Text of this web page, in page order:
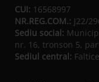
CUI: 16568997
NR.REG.COM.: J22/
Sediu social:
nr. 16, tronson 5,
Sediul central: